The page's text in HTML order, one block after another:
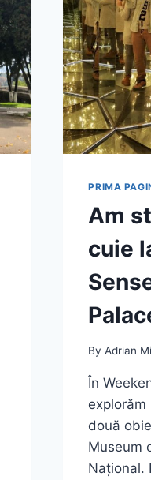
PRIMA
Am
cuie
By Adrian
În
două
Museum
Național.